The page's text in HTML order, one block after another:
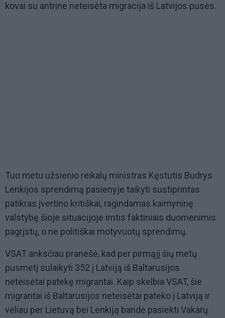
kovai su antrine neteisėta migracija iš Latvijos pusės.
Tuo metu užsienio reikalų ministras Kęstutis Budrys
Lenkijos sprendimą pasienyje taikyti sustiprintas
patikras įvertino kritiškai, ragindamas kaimyninę
valstybę šioje situacijoje imtis faktiniais duomenimis
pagrįstų, o ne politiškai motyvuotų sprendimų.
VSAT anksčiau pranešė, kad per pirmąjį šių metų
pusmetį sulaikyti 352 į Latviją iš Baltarusijos
neteisėtai patekę migrantai. Kaip skelbia VSAT, šie
migrantai iš Baltarusijos neteisėtai pateko į Latviją ir
vėliau per Lietuvą bei Lenkiją bandė pasiekti Vakarų